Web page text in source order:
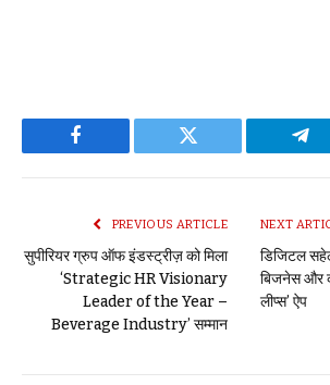
Facebook Twitter
PREVIOUS ARTICLE
सुपीरियर ग्रुप ऑफ इंडस्ट्रीज़ को मिला
‘Strategic HR Visionary
Leader of the Year –
Beverage Industry’ सम्मान
NEXT
डिजिटल
बिजनेस और
लीप्स’ ऐप